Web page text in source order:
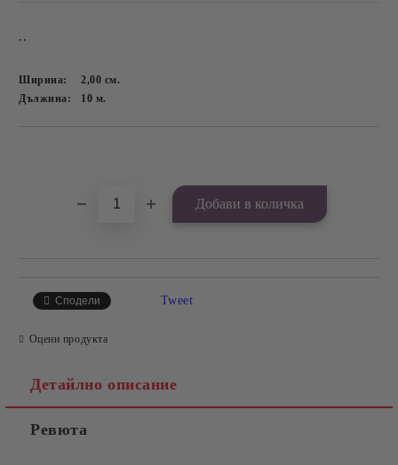
..
Ширина: 2,00 см.
Дължина:
10 м.
Сподели Tweet
Оцени продукта
Детайлно описание
Ревюта